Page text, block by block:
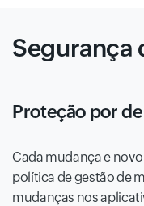
Segurança
Proteção por
Cada mudança e
política de gestão de
mudanças nos